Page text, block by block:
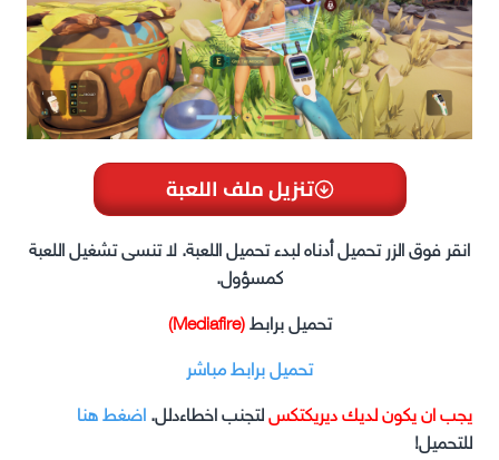
تنزيل ملف اللعبة
انقر فوق الزر تحميل أدناه لبدء تحميل اللعبة. لا تنسى تشغيل اللعبة
كمسؤول.
تحميل برابط(Mediafire)
تحميل برابط مباشر
يجب ان يكون لديك ديريكتكسلتجنب اخطاءدلل.اضغط هنا
للتحميل!